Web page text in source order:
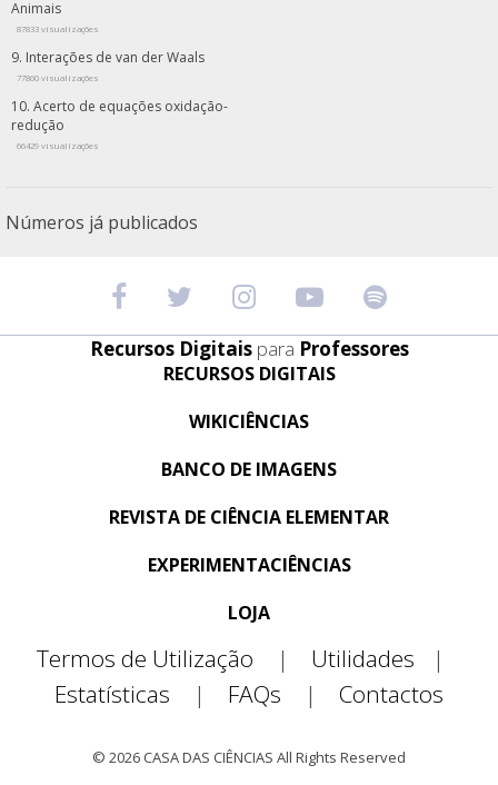
Animais
87833 visualizações
Interações de van der Waals
77860 visualizações
Acerto de equações oxidação-
redução
66429 visualizações
Números já publicados
Recursos Digitais para Professores
RECURSOS DIGITAIS
WIKICIÊNCIAS
BANCO DE IMAGENS
REVISTA DE CIÊNCIA ELEMENTAR
EXPERIMENTACIÊNCIAS
LOJA
Termos de Utilização | Utilidades
|
Estatísticas
| FAQs | Contactos
© 2026 CASA DAS CIÊNCIAS All Rights Reserved